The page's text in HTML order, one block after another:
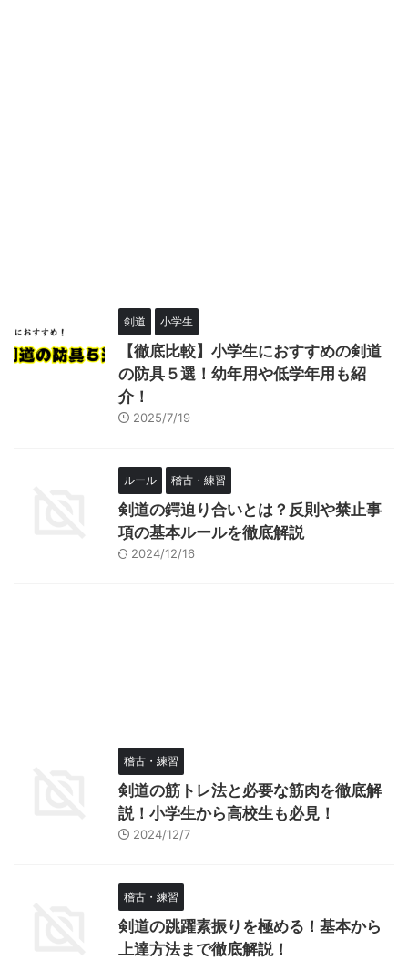
剣道 小学生
【徹底比較】小学生におすすめの剣道
の防具５選！幼年用や低学年用も紹
介！
2025/7/19
ルール 稽古・練習
剣道の鍔迫り合いとは？反則や禁止事
項の基本ルールを徹底解説
2024/12/16
稽古・練習
剣道の筋トレ法と必要な筋肉を徹底解
説！小学生から高校生も必見！
2024/12/7
稽古・練習
剣道の跳躍素振りを極める！基本から
上達方法まで徹底解説！